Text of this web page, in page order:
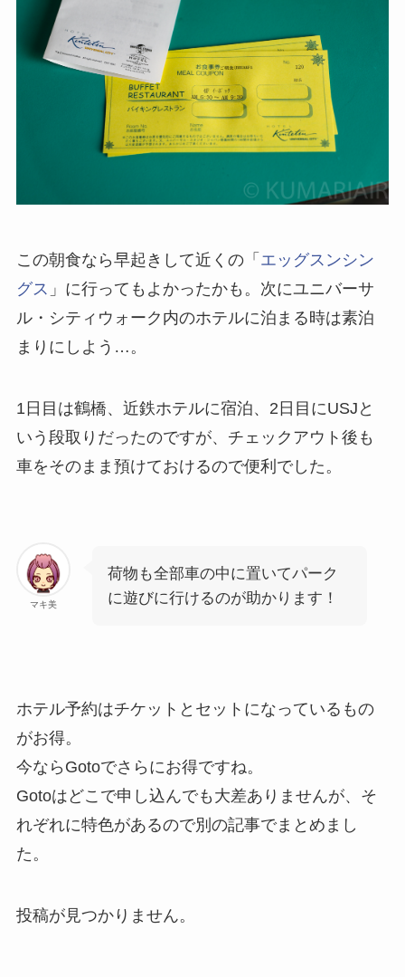
この朝食なら早起きして近くの「 エッグスンシン
グス 」に行ってもよかったかも。次にユニバーサ
ル・シティウォーク内のホテルに泊まる時は素泊
まりにしよう…。
1日目は鶴橋、近鉄ホテルに宿泊、2日目にUSJと
いう段取りだったのですが、チェックアウト後も
車をそのまま預けておけるので便利でした。
マキ美
荷物も全部車の中に置いてパーク
に遊びに行けるのが助かります！
ホテル予約はチケットとセットになっているもの
がお得。
今ならGotoでさらにお得ですね。
Gotoはどこで申し込んでも大差ありませんが、そ
れぞれに特色があるので別の記事でまとめまし
た。
投稿が見つかりません。